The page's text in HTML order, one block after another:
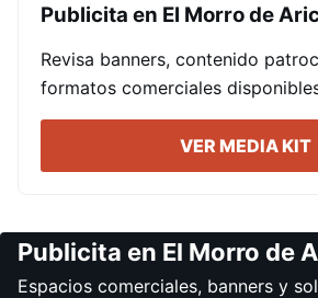
Publicita en El Morro de
Revisa banners, contenido
formatos comerciales
VER MEDIA KIT
Publicita en El Morro de
Espacios comerciales, banners y